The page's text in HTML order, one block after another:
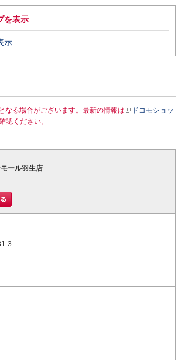
を表示
示
なる場合がございます。最新の情報は
ドコモショッ
認ください。
ール羽生店
3